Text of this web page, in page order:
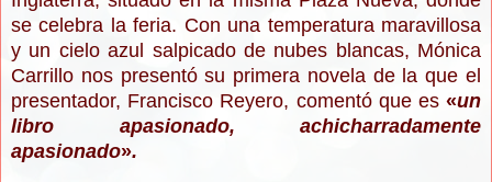
se celebra la feria. Con una temperatura maravillosa
y un cielo azul salpicado de nubes blancas, Mónica
Carrillo nos presentó su primera novela de la que el
presentador, Francisco Reyero, comentó que es «un
libro apasionado, achicharradamente
apasionado».